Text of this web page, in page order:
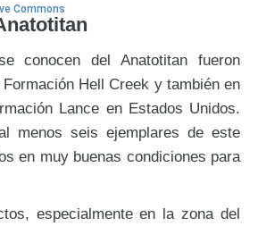
Commons
conocen del Anatotitan fueron
Hell Creek y también en
Lance en Estados Unidos.
menos seis ejemplares de este
en muy buenas condiciones para
especialmente en la zona del